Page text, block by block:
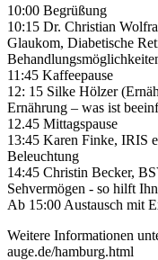
10:00 Begrüßung
10:15 Dr. Christian
Glaukom, Diabetische
11:45 Kaffeepause
12: 15 Silke Hölzer
Ernährung – was ist
12.45 Mittagspause
13:45 Karen Finke, IRIS
Beleuchtung
14:45 Christin Becker,
Sehvermögen - so hilft
Ab 15:00 Austausch mit
Weitere Informationen
auge.de/hamburg.html